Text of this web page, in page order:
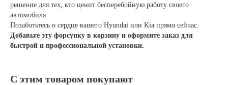
решение для тех, кто ценит бесперебойную работу своего
автомобиля.
Позаботьтесь о сердце вашего Hyundai или Kia прямо сейчас.
Добавьте эту форсунку в корзину и оформите заказ для
быстрой и профессиональной установки.
С этим товаром покупают